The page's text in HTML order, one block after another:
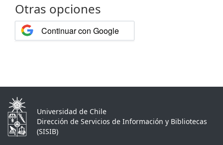
Otras opciones
Continuar con Google
Universidad de Chile
Dirección de Servicios de Información y Bibliotecas
(SISIB)